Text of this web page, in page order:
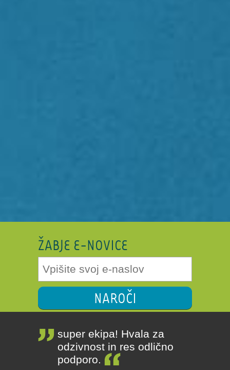
ŽABJE E-NOVICE
NAROČI
super ekipa! Hvala za
odzivnost in res odlično
podporo.